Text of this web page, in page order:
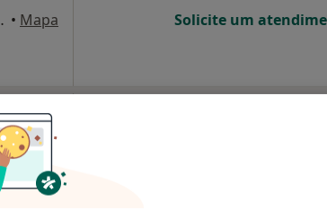
Nova de Tazem • Mapa
Solicite um